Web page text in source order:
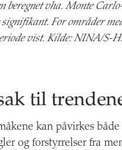
beregnet vha. Monte
For områder
vist. Kilde: NINA/S-
til
kan påvirkes
og forstyrrelser fra